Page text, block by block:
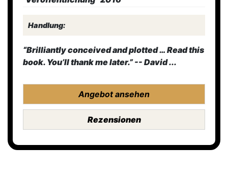
Handlung:
“Brilliantly conceived and plotted … Read this
book. You’ll thank me later.” -- David ...
Angebot ansehen
Rezensionen